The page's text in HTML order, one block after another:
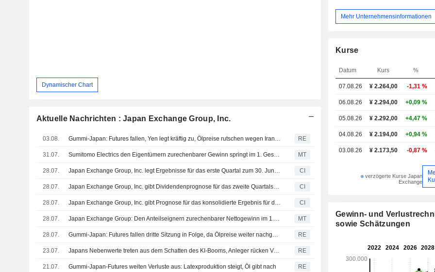
Dynamischer Chart
Aktuelle Nachrichten : Japan Exchange Group, Inc.
03.08. Gummi-Japan: Futures fallen, Yen legt kräftig zu, Ölpreise rutschen wegen Iran-Gesprächen ab RE
31.07. Sumitomo Electrics den Eigentümern zurechenbarer Gewinn springt im 1. Geschäftsquartal um 89% nach oben MT
28.07. Japan Exchange Group, Inc. legt Ergebnisse für das erste Quartal zum 30. Juni 2026 vor CI
28.07. Japan Exchange Group, Inc. gibt Dividendenprognose für das zweite Quartalsende und das Geschäftsjahresende zum 31. März 2027 CI
28.07. Japan Exchange Group, Inc. gibt Prognose für das konsolidierte Ergebnis für das am 31. März 2027 endende Geschäftsjahr ab CI
28.07. Japan Exchange Group: Den Anteilseignern zurechenbarer Nettogewinn im 1. Quartal des Geschäftsjahres steigt um 74% MT
28.07. Gummi-Japan: Futures fallen dritte Sitzung in Folge, da Ölpreise weiter nachgeben RE
23.07. Japans Nebenwerte treten aus dem Schatten des KI-Booms, Anleger rücken Value in den Fokus RE
21.07. Gummi-Japan-Futures weiten Verluste aus: Latexproduktion steigt, Öl gibt nach RE
den Handelssystemen gehören
den Kassamarkt und „J-
Derivatgeschäften, sobald diese
der Grundlage von
verschiedenen statistischen
übernimmt
hinaus wickelt es die
Wertpapieren zwischen
Mehr Unternehmensinformationen
Kurse
Datum Kurs %
07.08.26 ¥ 2.264,00 -1,31 %
06.08.26 ¥ 2.294,00 +0,09 %
05.08.26 ¥ 2.292,00 +4,47 %
04.08.26 ¥ 2.194,00 +0,94 %
03.08.26 ¥ 2.173,50 -0,87 %
verzögerte Kurse Japan
Exchange
Gewinn- und
sowie Schätzungen